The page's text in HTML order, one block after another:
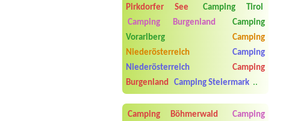
1x Stellplatz mi el.An, 1 Person + 2
Kinder
Termin ab 2026-08-17 |
Camping
Neubauer
Mobile home (mobilheim), 2 adults +
1 child (11 years)
Termin ab 2026-08-05 |Strandcafé
Leimüller Camping
1x Stellplatz für PKW (4,5m) +
Wohnwagen (4,5m)
Pirkdorfer See
Camping Tirol
Camping Burgenland
Camping
Vorarlberg
Camping
Niederösterreich
Camping
Niederösterreich
Camping
Burgenland
Camping Steiermark ..
Camping Böhmerwald
Camping